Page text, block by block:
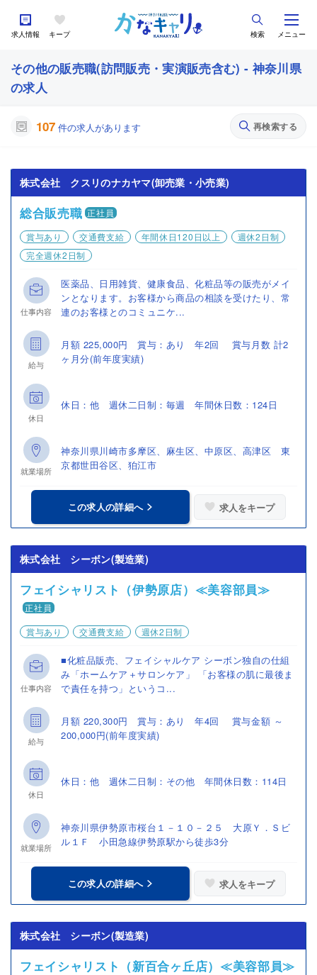
求人情報 キープ 検索 メニュー
その他の販売職(訪問販売・実演販売含む) - 神奈川県
の求人
107 件の求人があります 再検索する
株式会社 クスリのナカヤマ(卸売業・小売業)
総合販売職 正社員
賞与あり
交通費支給 年間休日120日以上
週休2日制
完全週休2日制
仕事内容
医薬品、日用雑貨、健康食品、化粧品等の販売がメイ
ンとなります。お客様から商品の相談を受けたり、常
連のお客様とのコミュニケ...
給与
月額 225,000円 賞与：あり 年2回 賞与月数 計2
ヶ月分(前年度実績)
休日
休日：他 週休二日制：毎週 年間休日数：124日
就業場所
神奈川県川崎市多摩区、麻生区、中原区、高津区 東
京都世田谷区、狛江市
この求人の詳細へ 求人をキープ
株式会社 シーボン(製造業)
フェイシャリスト（伊勢原店）≪美容部員≫
正社員
賞与あり
交通費支給 週休2日制
仕事内容
■化粧品販売、フェイシャルケア シーボン独自の仕組
み「ホームケア＋サロンケア」 「お客様の肌に最後ま
で責任を持つ」というコ...
給与
月額 220,300円 賞与：あり 年4回 賞与金額 ～
200,000円(前年度実績)
休日
休日：他 週休二日制：その他 年間休日数：114日
就業場所
神奈川県伊勢原市桜台１－１０－２５ 大原Ｙ．Ｓビ
ル１Ｆ 小田急線伊勢原駅から徒歩3分
この求人の詳細へ 求人をキープ
株式会社 シーボン(製造業)
フェイシャリスト（新百合ヶ丘店）≪美容部員≫